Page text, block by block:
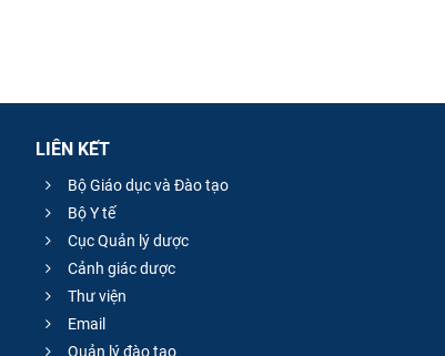
LIÊN KẾT
Bộ Giáo dục và Đào tạo
Bộ Y tế
Cục Quản lý dược
Cảnh giác dược
Thư viện
Email
Quản lý đào tạo